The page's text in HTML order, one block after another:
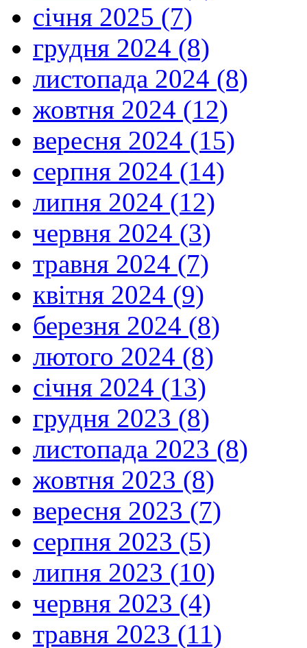
січня 2025 (7)
грудня 2024 (8)
листопада 2024 (8)
жовтня 2024 (12)
вересня 2024 (15)
серпня 2024 (14)
липня 2024 (12)
червня 2024 (3)
травня 2024 (7)
квітня 2024 (9)
березня 2024 (8)
лютого 2024 (8)
січня 2024 (13)
грудня 2023 (8)
листопада 2023 (8)
жовтня 2023 (8)
вересня 2023 (7)
серпня 2023 (5)
липня 2023 (10)
червня 2023 (4)
травня 2023 (11)